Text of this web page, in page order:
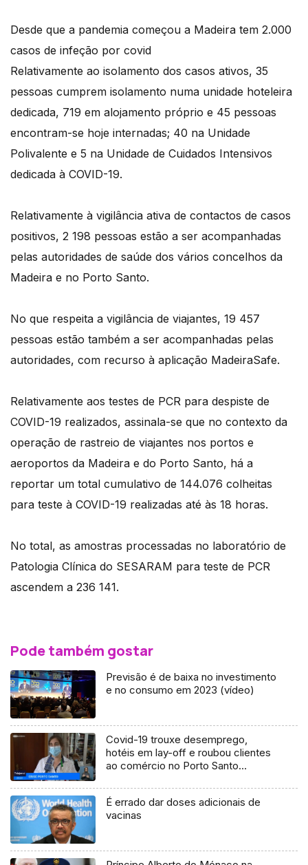
Desde que a pandemia começou a Madeira tem 2.000
casos de infeção por covid
Relativamente ao isolamento dos casos ativos, 35
pessoas cumprem isolamento numa unidade hoteleira
dedicada, 719 em alojamento próprio e 45 pessoas
encontram-se hoje internadas; 40 na Unidade
Polivalente e 5 na Unidade de Cuidados Intensivos
dedicada à COVID-19.
Relativamente à vigilância ativa de contactos de casos
positivos, 2 198 pessoas estão a ser acompanhadas
pelas autoridades de saúde dos vários concelhos da
Madeira e no Porto Santo.
No que respeita a vigilância de viajantes, 19 457
pessoas estão também a ser acompanhadas pelas
autoridades, com recurso à aplicação MadeiraSafe.
Relativamente aos testes de PCR para despiste de
COVID-19 realizados, assinala-se que no contexto da
operação de rastreio de viajantes nos portos e
aeroportos da Madeira e do Porto Santo, há a
reportar um total cumulativo de 144.076 colheitas
para teste à COVID-19 realizadas até às 18 horas.
No total, as amostras processadas no laboratório de
Patologia Clínica do SESARAM para teste de PCR
ascendem a 236 141.
Pode também gostar
Previsão é de baixa no investimento
e no consumo em 2023 (vídeo)
Covid-19 trouxe desemprego,
hotéis em lay-off e roubou clientes
ao comércio no Porto Santo
É errado dar doses adicionais de
vacinas